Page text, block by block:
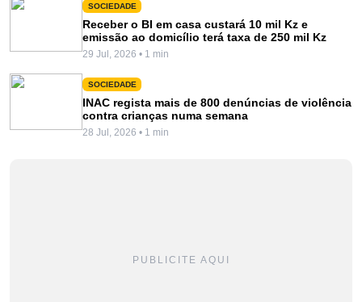
SOCIEDADE
Receber o BI em casa custará 10 mil Kz e
emissão ao domicílio terá taxa de 250 mil Kz
29 Jul, 2026 • 1 min
SOCIEDADE
INAC regista mais de 800 denúncias de violência
contra crianças numa semana
28 Jul, 2026 • 1 min
PUBLICITE AQUI